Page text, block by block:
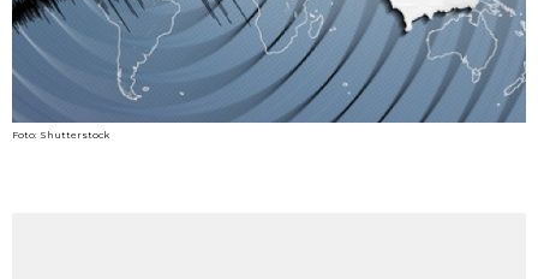
Foto: Shutterstock